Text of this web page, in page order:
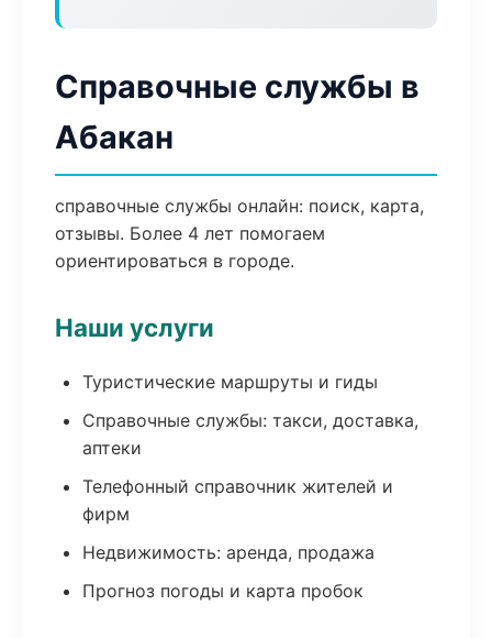
Справочные службы в
Абакан
справочные службы онлайн: поиск, карта,
отзывы. Более 4 лет помогаем
ориентироваться в городе.
Наши услуги
Туристические маршруты и гиды
Справочные службы: такси, доставка,
аптеки
Телефонный справочник жителей и
фирм
Недвижимость: аренда, продажа
Прогноз погоды и карта пробок